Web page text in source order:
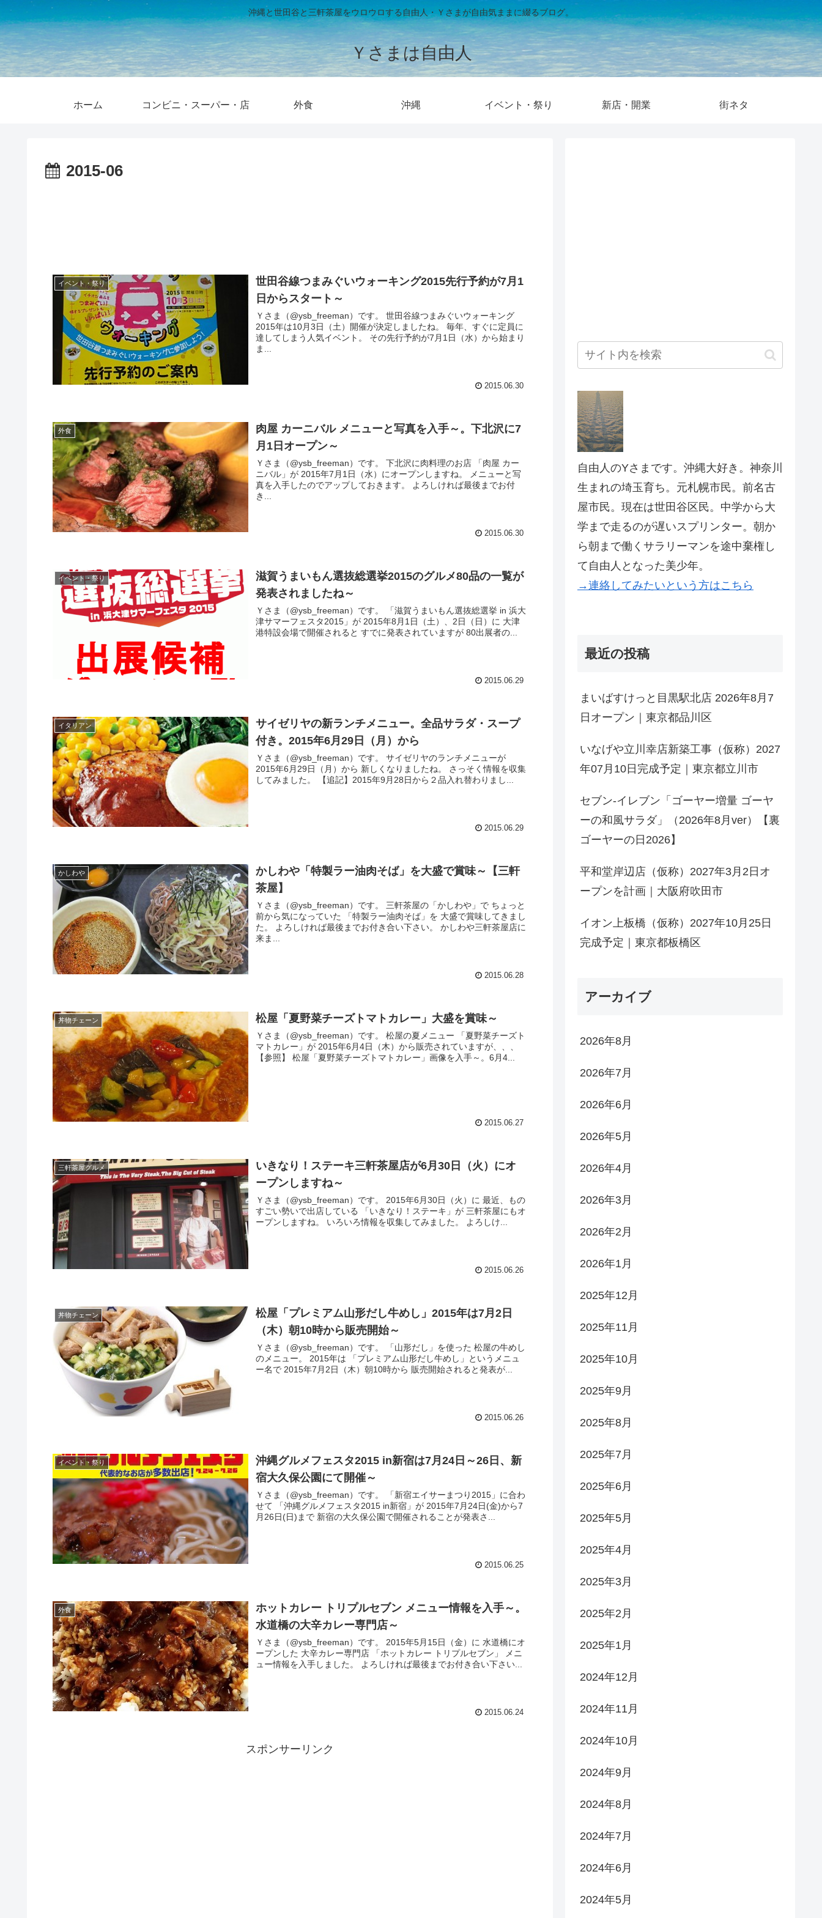
沖縄と世田谷と三軒茶屋をウロウロする自由人・Ｙさまが自由気ままに綴るブログ。
Ｙさまは自由人
ホーム コンビニ・スーパー・店 外食 沖縄 イベント・祭り 新店・開業 街ネタ
2015-06
イベント・祭り
世田谷線つまみぐいウォーキング2015先行予約が7月1
日からスタート～
Ｙさま（@ysb_freeman）です。 世田谷線つまみぐいウォーキング
2015年は10月3日（土）開催が決定しましたね。 毎年、すぐに定員に
達してしまう人気イベント。 その先行予約が7月1日（水）から始まり
ま...
2015.06.30
外食
肉屋 カーニバル メニューと写真を入手～。下北沢に7
月1日オープン～
Ｙさま（@ysb_freeman）です。 下北沢に肉料理のお店 「肉屋 カー
ニバル」が 2015年7月1日（水）にオープンしますね。 メニューと写
真を入手したのでアップしておきます。 よろしければ最後までお付
き...
2015.06.30
イベント・祭り
滋賀うまいもん選抜総選挙2015のグルメ80品の一覧が
発表されましたね～
Ｙさま（@ysb_freeman）です。 「滋賀うまいもん選抜総選挙 in 浜大
津サマーフェスタ2015」が 2015年8月1日（土）、2日（日）に 大津
港特設会場で開催されると すでに発表されていますが 80出展者の...
2015.06.29
イタリアン
サイゼリヤの新ランチメニュー。全品サラダ・スープ
付き。2015年6月29日（月）から
Ｙさま（@ysb_freeman）です。 サイゼリヤのランチメニューが
2015年6月29日（月）から 新しくなりましたね。 さっそく情報を収集
してみました。 【追記】2015年9月28日から２品入れ替わりまし...
2015.06.29
かしわや
かしわや「特製ラー油肉そば」を大盛で賞味～【三軒
茶屋】
Ｙさま（@ysb_freeman）です。 三軒茶屋の「かしわや」で ちょっと
前から気になっていた 「特製ラー油肉そば」を 大盛で賞味してきまし
た。 よろしければ最後までお付き合い下さい。 かしわや三軒茶屋店に
来ま...
2015.06.28
丼物チェーン 松屋「夏野菜チーズトマトカレー」大盛を賞味～
Ｙさま（@ysb_freeman）です。 松屋の夏メニュー 「夏野菜チーズト
マトカレー」が 2015年6月4日（木）から販売されていますが、、、
【参照】 松屋「夏野菜チーズトマトカレー」画像を入手～。6月4...
2015.06.27
三軒茶屋グルメ
いきなり！ステーキ三軒茶屋店が6月30日（火）にオ
ープンしますね～
Ｙさま（@ysb_freeman）です。 2015年6月30日（火）に 最近、もの
すごい勢いで出店している 「いきなり！ステーキ」が 三軒茶屋にもオ
ープンしますね。 いろいろ情報を収集してみました。 よろしけ...
2015.06.26
丼物チェーン
松屋「プレミアム山形だし牛めし」2015年は7月2日
（木）朝10時から販売開始～
Ｙさま（@ysb_freeman）です。 「山形だし」を使った 松屋の牛めし
のメニュー。 2015年は 「プレミアム山形だし牛めし」というメニュ
ー名で 2015年7月2日（木）朝10時から 販売開始されると発表が...
2015.06.26
イベント・祭り
沖縄グルメフェスタ2015 in新宿は7月24日～26日、新
宿大久保公園にて開催～
Ｙさま（@ysb_freeman）です。 「新宿エイサーまつり2015」に合わ
せて 「沖縄グルメフェスタ2015 in新宿」が 2015年7月24日(金)から7
月26日(日)まで 新宿の大久保公園で開催されることが発表さ...
2015.06.25
外食
ホットカレー トリプルセブン メニュー情報を入手～。
水道橋の大辛カレー専門店～
Ｙさま（@ysb_freeman）です。 2015年5月15日（金）に 水道橋にオ
ープンした 大辛カレー専門店 「ホットカレー トリプルセブン」 メニ
ュー情報を入手しました。 よろしければ最後までお付き合い下さい...
2015.06.24
スポンサーリンク
自由人のYさまです。沖縄大好き。神奈川
生まれの埼玉育ち。元札幌市民。前名古
屋市民。現在は世田谷区民。中学から大
学まで走るのが遅いスプリンター。朝か
ら朝まで働くサラリーマンを途中棄権し
て自由人となった美少年。
→連絡してみたいという方はこちら
最近の投稿
まいばすけっと目黒駅北店 2026年8月7
日オープン｜東京都品川区
いなげや立川幸店新築工事（仮称）2027
年07月10日完成予定｜東京都立川市
セブン-イレブン「ゴーヤー増量 ゴーヤ
ーの和風サラダ」（2026年8月ver）【裏
ゴーヤーの日2026】
平和堂岸辺店（仮称）2027年3月2日オ
ープンを計画｜大阪府吹田市
イオン上板橋（仮称）2027年10月25日
完成予定｜東京都板橋区
アーカイブ
2026年8月
2026年7月
2026年6月
2026年5月
2026年4月
2026年3月
2026年2月
2026年1月
2025年12月
2025年11月
2025年10月
2025年9月
2025年8月
2025年7月
2025年6月
2025年5月
2025年4月
2025年3月
2025年2月
2025年1月
2024年12月
2024年11月
2024年10月
2024年9月
2024年8月
2024年7月
2024年6月
2024年5月